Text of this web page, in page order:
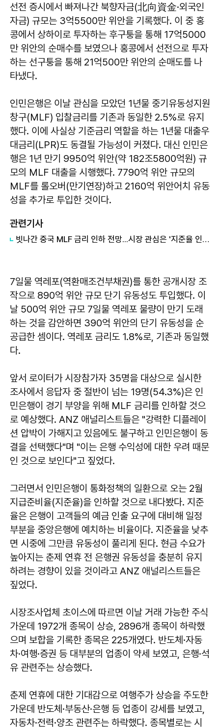
선전 증시에서 빠져나간 북향자금(北向資金·외국인
자금) 규모는 3억5500만 위안을 기록했다. 이 중 홍
콩에서 상하이로 투자하는 후구퉁을 통해 17억5000
만 위안의 순매수를 보였으나 홍콩에서 선전으로 투자
하는 선구퉁을 통해 21억500만 위안의 순매도를 나
타냈다.
인민은행은 이날 관심을 모았던 1년물 중기유동성지원
창구(MLF) 입찰금리를 기존과 동일한 2.5%로 유지
했다. 이에 사실상 기준금리 역할을 하는 1년물 대출우
대금리(LPR)도 동결될 가능성이 커졌다. 대신 인민은
행은 1년 만기 9950억 위안(약 182조5800억원) 규
모의 MLF 대출을 시행했다. 7790억 위안 규모의
MLF를 롤오버(만기연장)하고 2160억 위안어치 유동
성을 추가로 투입한 것이다.
관련기사
빗나간 중국 MLF 금리 인하 전망...시장 관심은 '지준율 인하'
7일물 역레포(역환매조건부채권)를 통한 공개시장 조
작으로 890억 위안 규모 단기 유동성도 투입했다. 이
날 500억 위안 규모 7일물 역레포 물량이 만기 도래
하는 것을 감안하면 390억 위안의 단기 유동성을 순
공급한 셈이다. 역레포 금리도 1.8%로, 기존과 동일했
다.
앞서 로이터가 시장참가자 35명을 대상으로 실시한
조사에서 응답자 중 절반이 넘는 19명(54.3%)은 인
민은행이 경기 부양을 위해 MLF 금리를 인하할 것으
로 예상했다. ANZ 애널리스트들은 "강력한 디플레이
션 압박이 가해지고 있음에도 불구하고 인민은행이 동
결을 선택했다"며 "이는 은행 수익성에 대한 우려 때문
인 것으로 보인다"고 짚었다.
그러면서 인민은행이 통화정책의 일환으로 오는 2월
지급준비율(지준율)을 인하할 것으로 내다봤다. 지준
율은 은행이 고객들의 예금 인출 요구에 대비해 일정
부분을 중앙은행에 예치하는 비율이다. 지준율을 낮추
면 시중에 그만큼 유동성이 풀리게 된다. 현금 수요가
높아지는 춘제 연휴 전 은행권 유동성을 충분히 유지
하려는 경향이 있을 것이라고 ANZ 애널리스트들은
짚었다.
시장조사업체 초이스에 따르면 이날 거래 가능한 주식
가운데 1972개 종목이 상승, 2896개 종목이 하락했
으며 보합을 기록한 종목은 225개였다. 반도체·자동
차·여행·증권 등 대부분의 업종이 약세 보였고, 은행·석
유 관련주는 상승했다.
춘제 연휴에 대한 기대감으로 여행주가 상승을 주도한
가운데 반도체·부동산·은행 등 업종이 강세를 보였고,
자동차·전력·양조 관련주는 하락했다. 종목별로는 시